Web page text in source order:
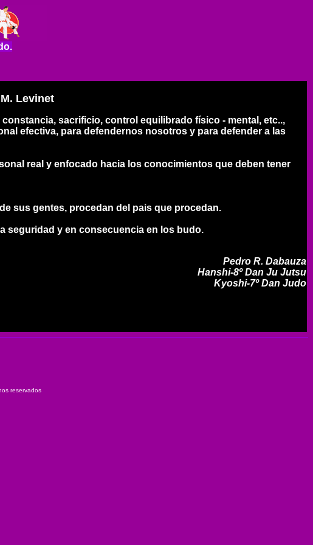
Levinet
sacrificio, control equilibrado físico - mental, etc..,
efectiva, para defendernos nosotros y para defender a las
real y enfocado hacia los conocimientos que deben tener
sus gentes, procedan del pais que procedan.
seguridad y en consecuencia en los budo.
Pedro R. Dabauza
Hanshi-8º Dan Ju Jutsu
Kyoshi-7º Dan Judo
reservados